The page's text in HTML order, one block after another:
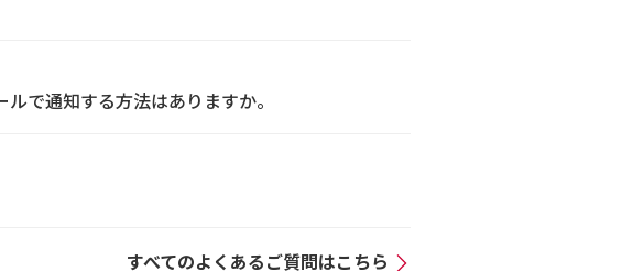
で通知する方法はありますか。
すべてのよくあるご質問はこちら